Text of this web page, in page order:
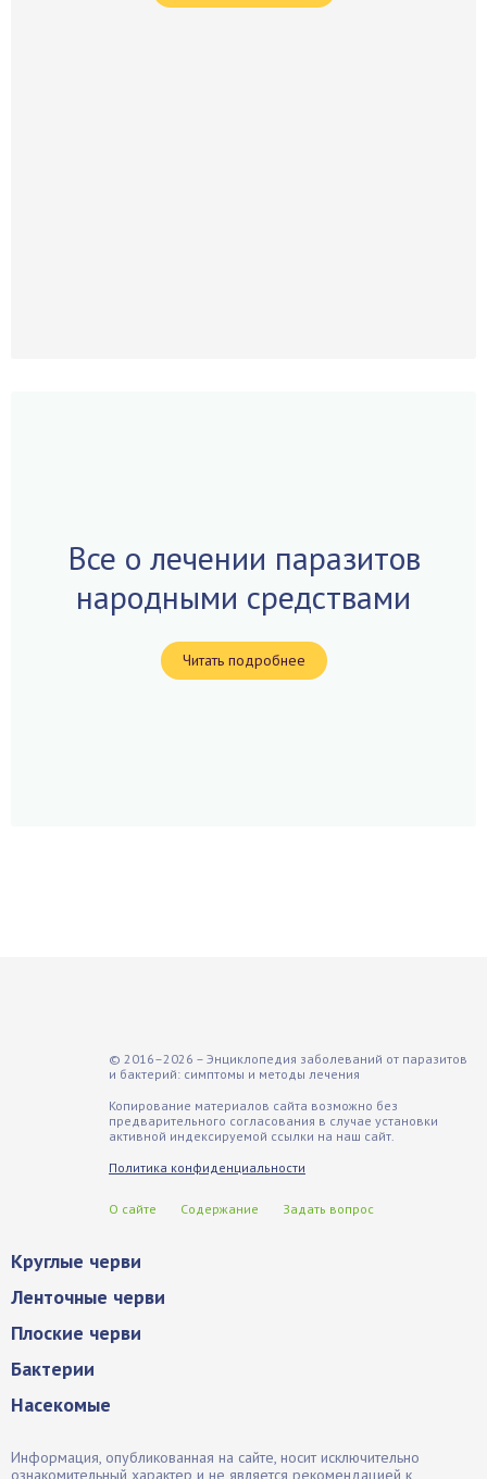
Все о лечении паразитов
народными средствами
Читать подробнее
© 2016–2026 – Энциклопедия заболеваний от паразитов
и бактерий: симптомы и методы лечения
Копирование материалов сайта возможно без
предварительного согласования в случае установки
активной индексируемой ссылки на наш сайт.
Политика конфиденциальности
О сайте Содержание Задать вопрос
Круглые черви
Ленточные черви
Плоские черви
Бактерии
Насекомые
Информация, опубликованная на сайте, носит исключительно
ознакомительный характер и не является рекомендацией к